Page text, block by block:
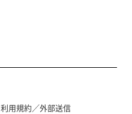
利用規約／外部送信